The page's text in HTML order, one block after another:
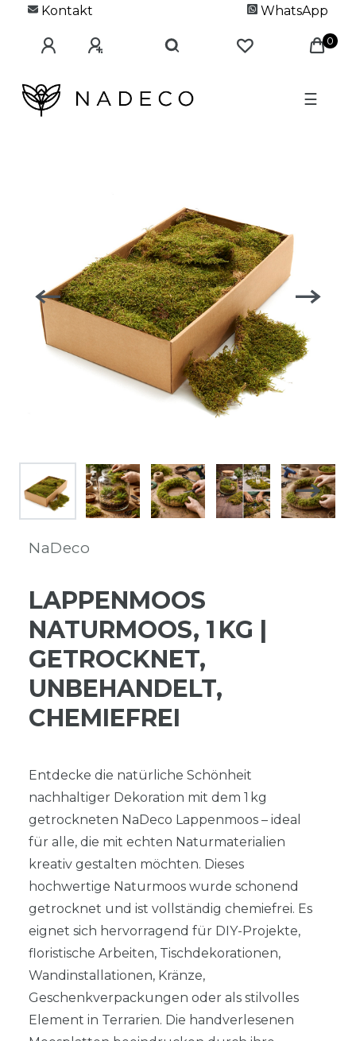
Kontakt WhatsApp
0
☰
NaDeco
LAPPENMOOS
NATURMOOS, 1 KG |
GETROCKNET,
UNBEHANDELT,
CHEMIEFREI
Entdecke die natürliche Schönheit
nachhaltiger Dekoration mit dem 1 kg
getrockneten NaDeco Lappenmoos – ideal
für alle, die mit echten Naturmaterialien
kreativ gestalten möchten. Dieses
hochwertige Naturmoos wurde schonend
getrocknet und ist vollständig chemiefrei. Es
eignet sich hervorragend für DIY-Projekte,
floristische Arbeiten, Tischdekorationen,
Wandinstallationen, Kränze,
Geschenkverpackungen oder als stilvolles
Element in Terrarien. Die handverlesenen